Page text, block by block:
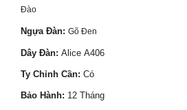
Đào
Ngựa Đàn: Gõ Đen
Dây Đàn: Alice A406
Ty Chỉnh Cần: Có
Bảo Hành: 12 Tháng